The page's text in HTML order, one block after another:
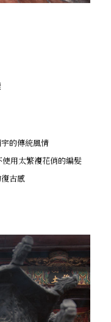
的傳統風情
用太繁複花俏的編髮
古感